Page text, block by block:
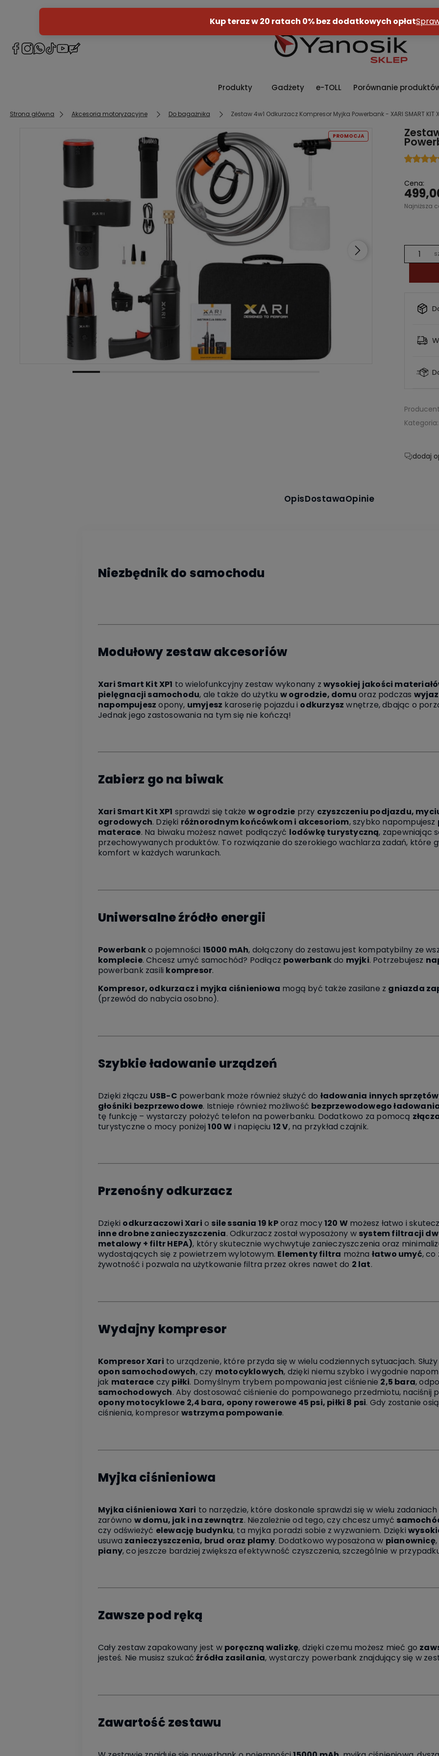
Produkty Gadżety e-TOLL Porównanie
Strona główna Akcesoria motoryzacyjne Do bagażnika Zestaw 4w1 Odkurzacz Kompresor Myjka Powerbank - XARI SMART KIT
PROMOCJA
Cena:
Najniższa
Kategoria:
dodaj
OpisDostawaOpinie
Niezbędnik do samochodu
Modułowy zestaw akcesoriów
Xari Smart Kit XP1 to wielofunkcyjny zestaw wykonany zwysokiej jakości
pielęgnacji samochodu, ale także do użytku w ogrodzie, domu oraz podczas
napompujesz opony, umyjesz karoserię pojazdu i odkurzysz wnętrze, dbając o
Jednak jego zastosowania na tym się nie kończą!
Zabierz go na biwak
Xari Smart Kit XP1 sprawdzi się także w ogrodzie przy czyszczeniu podjazdu,
ogrodowych. Dzięki różnorodnym końcówkom i akcesoriom, szybko napompujesz
materace. Na biwaku możesz nawet podłączyć lodówkę turystyczną, zapewniając
przechowywanych produktów. To rozwiązanie do szerokiego wachlarza zadań, które
komfort w każdych warunkach.
Uniwersalne źródło energii
Powerbanko pojemności 15000 mAh, dołączony do zestawu jest kompatybilny ze
komplecie. Chcesz umyć samochód? Podłącz powerbankdo myjki. Potrzebujesz
powerbank zasili kompresor.
Kompresor, odkurzacz i myjka ciśnieniowa mogą być także zasilane z gniazda
(przewód do nabycia osobno).
Szybkie ładowanie urządzeń
Dzięki złączu USB-C powerbank może również służyć do ładowania innych sprzętów
głośniki bezprzewodowe. Istnieje również możliwość bezprzewodowego
tę funkcję – wystarczy położyć telefon na powerbanku. Dodatkowo za pomocą
turystyczne o mocy poniżej100 W i napięciu 12 V, na przykład czajnik.
Przenośny odkurzacz
Dzięki odkurzaczowi Xari o sile ssania 19 kPoraz mocy120 W możesz łatwo i
inne drobne zanieczyszczenia. Odkurzacz został wyposażony w system filtracji
metalowy + filtr HEPA), który skutecznie wychwytuje zanieczyszczenia oraz
wydostających się z powietrzem wylotowym. Elementy filtra można łatwo umyć, co
żywotność i pozwala na użytkowanie filtra przez okres nawet do 2 lat.
Wydajny kompresor
Kompresor Xari to urządzenie, które przyda się w wielu codziennych sytuacjach.
opon samochodowych, czy motocyklowych, dzięki niemu szybko i wygodnie
jak materace czy piłki. Domyślnym trybem pompowania jest ciśnienie 2,5 bara,
samochodowych. Aby dostosować ciśnienie do pompowanego przedmiotu, naciśnij
opony motocyklowe 2,4 bara, opony rowerowe 45 psi, piłki 8 psi. Gdy zostanie
ciśnienia, kompresorwstrzyma pompowanie.
Myjka ciśnieniowa
Myjka ciśnieniowa Xari to narzędzie, które doskonale sprawdzi się w wielu
zarówno w domu, jak i na zewnątrz. Niezależnie od tego, czy chcesz umyć
czy odświeżyć elewację budynku, ta myjka poradzi sobie z wyzwaniem. Dzięki
usuwa zanieczyszczenia, brud oraz plamy. Dodatkowo wyposażona w pianownicę
piany, co jeszcze bardziej zwiększa efektywność czyszczenia, szczególnie w
Zawsze pod ręką
Cały zestaw zapakowany jest w poręczną walizkę, dzięki czemu możesz mieć go
jesteś. Nie musisz szukaćźródła zasilania, wystarczy powerbank znajdujący się w
Zawartość zestawu